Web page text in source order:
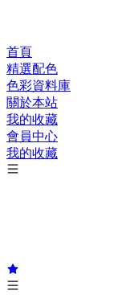
首頁
精選配色
色彩資料庫
關於本站
我的收藏
會員中心
我的收藏